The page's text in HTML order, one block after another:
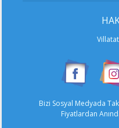
Bizi Sosyal Medyada
Fiyatlardan